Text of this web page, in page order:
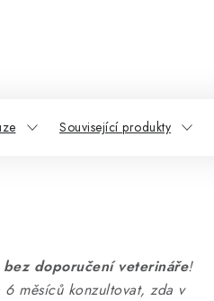
Související produkty
doporučení veterináře!
měsíců konzultovat, zda v